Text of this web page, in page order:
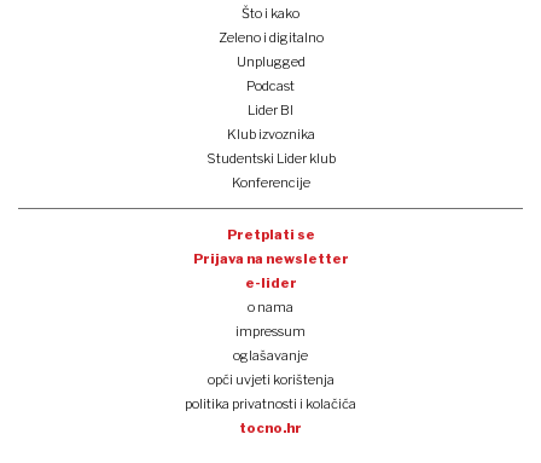
Što i kako
Zeleno i digitalno
Unplugged
Podcast
Lider BI
Klub izvoznika
Studentski Lider klub
Konferencije
Pretplati se
Prijava na newsletter
e-lider
o nama
impressum
oglašavanje
opći uvjeti korištenja
politika privatnosti i kolačića
tocno.hr